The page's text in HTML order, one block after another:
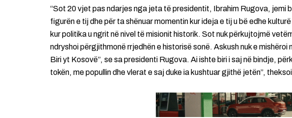
“Sot 20 vjet pas ndarjes nga jeta të presidentit, Ibrahim Rugova, jemi
figurën e tij dhe për ta shënuar momentin kur ideja e tij u bë edhe
kur politika u ngrit në nivel të misionit historik. Sot nuk përkujtojmë
ndryshoi përgjithmonë rrjedhën e historisë sonë. Askush nuk e mishëroi
Biri yt Kosovë”, se sa presidenti Rugova. Ai ishte biri i saj në bindje,
tokën, me popullin dhe vlerat e saj duke ia kushtuar gjithë jetën”,